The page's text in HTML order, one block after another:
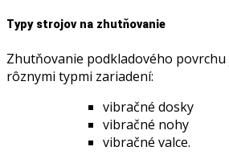
Typy strojov na zhutňovanie
Zhutňovanie podkladového
rôznymi typmi zariadení:
vibračné dosky
vibračné nohy
vibračné valce.